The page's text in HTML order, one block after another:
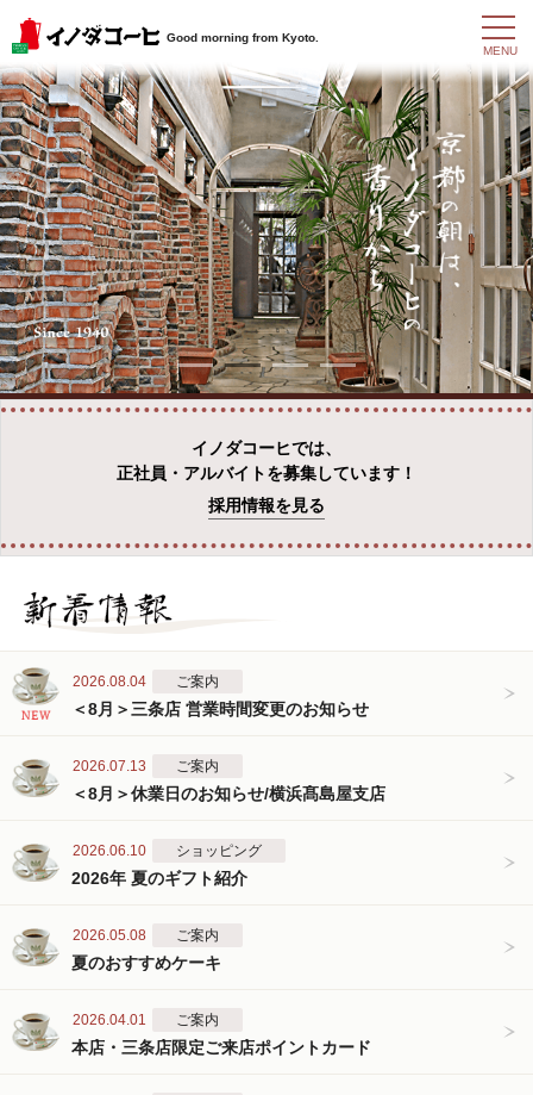
Good morning from Kyoto.
t
o
g
g
l
e
n
a
v
g
a
t
i
o
n
MENU
イノダコーヒでは、
正社員・アルバイトを募集しています！
採用情報を見る
2026.08.04 ご案内
＜8月＞三条店 営業時間変更のお知らせ
2026.07.13 ご案内
＜8月＞休業日のお知らせ/横浜髙島屋支店
2026.06.10 ショッピング
2026年 夏のギフト紹介
2026.05.08 ご案内
夏のおすすめケーキ
2026.04.01 ご案内
本店・三条店限定ご来店ポイントカード